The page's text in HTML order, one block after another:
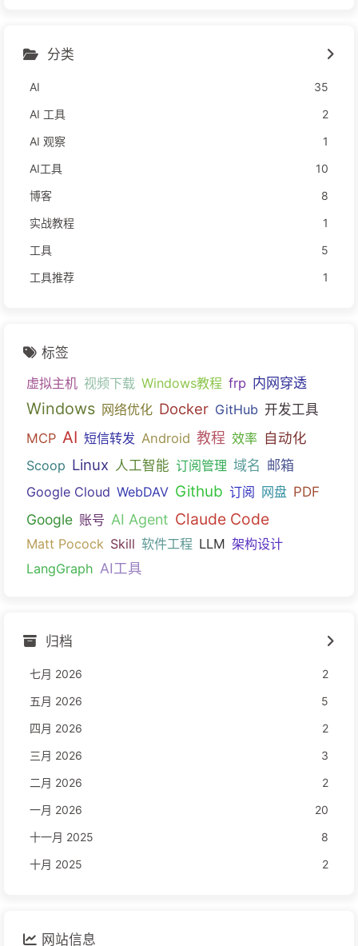
分类
AI
35
AI 工具
2
AI 观察
1
AI工具
10
博客
8
实战教程
1
工具
5
工具推荐
1
标签
虚拟主机 视频下载 Windows教程 frp 内网穿透
Windows 网络优化 Docker GitHub 开发工具
MCP AI 短信转发 Android 教程 效率 自动化
Scoop Linux 人工智能 订阅管理 域名 邮箱
Google Cloud WebDAV Github 订阅 网盘 PDF
Google 账号 AI Agent Claude Code
Matt Pocock Skill 软件工程 LLM 架构设计
LangGraph AI工具
归档
七月 2026
2
五月 2026
5
四月 2026
2
三月 2026
3
二月 2026
2
一月 2026
20
十一月 2025
8
十月 2025
2
网站信息